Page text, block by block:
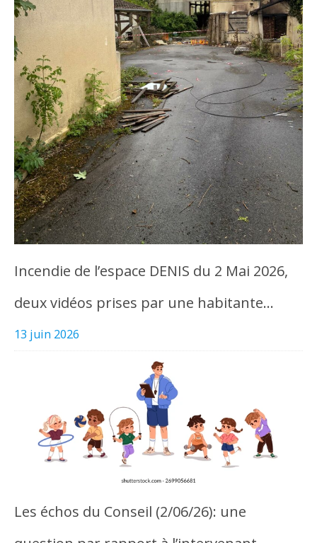
Incendie de l’espace DENIS du 2 Mai 2026,
deux vidéos prises par une habitante…
13 juin 2026
Les échos du Conseil (2/06/26): une